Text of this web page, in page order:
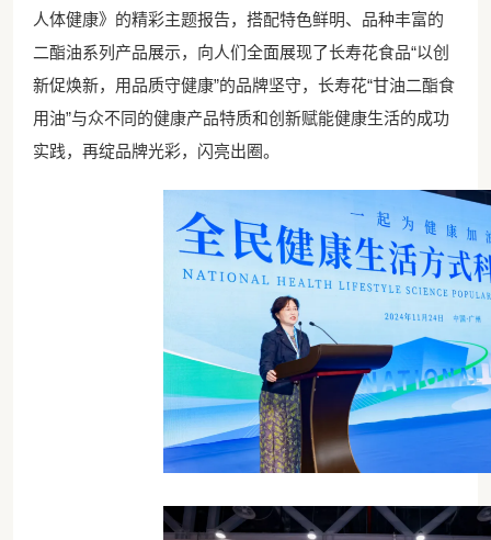
人体健康》的精彩主题报告，搭配特色鲜明、品种丰富的
二酯油系列产品展示，向人们全面展现了长寿花食品“以创
新促焕新，用品质守健康”的品牌坚守，长寿花“甘油二酯食
用油”与众不同的健康产品特质和创新赋能健康生活的成功
实践，再绽品牌光彩，闪亮出圈。